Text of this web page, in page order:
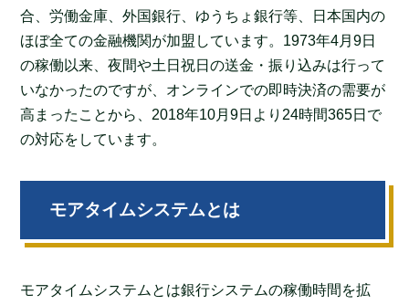
合、労働金庫、外国銀行、ゆうちょ銀行等、日本国内の
ほぼ全ての金融機関が加盟しています。1973年4月9日
の稼働以来、夜間や土日祝日の送金・振り込みは行って
いなかったのですが、オンラインでの即時決済の需要が
高まったことから、2018年10月9日より24時間365日で
の対応をしています。
モアタイムシステムとは
モアタイムシステムとは銀行システムの稼働時間を拡